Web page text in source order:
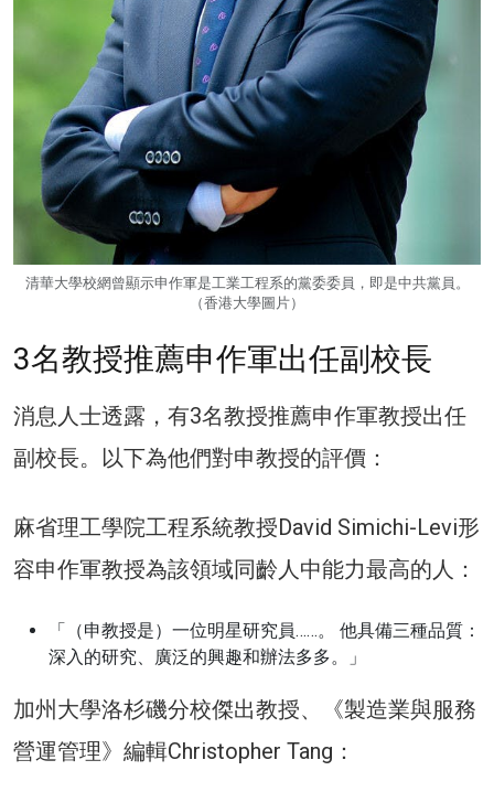
清華大學校網曾顯示申作軍是工業工程系的黨委委員，即是中共黨員。
（香港大學圖片）
3名教授推薦申作軍出任副校長
消息人士透露，有3名教授推薦申作軍教授出任
副校長。以下為他們對申教授的評價：
麻省理工學院工程系統教授David Simichi-Levi形
容申作軍教授為該領域同齡人中能力最高的人：
「（申教授是）一位明星研究員……。 他具備三種品質：
深入的研究、廣泛的興趣和辦法多多。」
加州大學洛杉磯分校傑出教授、《製造業與服務
營運管理》編輯Christopher Tang：